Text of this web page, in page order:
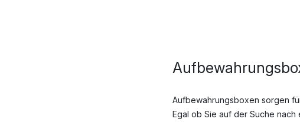
Aufbewahrungsboxen sorgen
Egal ob Sie auf der Suche